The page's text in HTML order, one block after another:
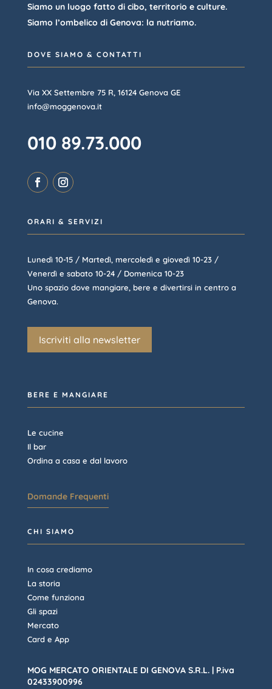
Siamo un luogo fatto di cibo, territorio e culture.
Siamo l’ombelico di Genova: la nutriamo.
DOVE SIAMO & CONTATTI
Via XX Settembre 75 R, 16124 Genova GE
info@moggenova.it
010 89.73.000
ORARI & SERVIZI
Lunedì 10-15 / Martedì, mercoledì e giovedì 10-23 /
Venerdì e sabato 10-24 / Domenica 10-23
Uno spazio dove mangiare, bere e divertirsi in centro a
Genova.
Iscriviti alla newsletter
BERE E MANGIARE
Le cucine
Il bar
Ordina a casa e dal lavoro
Domande Frequenti
CHI SIAMO
In cosa crediamo
La storia
Come funziona
Gli spazi
Mercato
Card e App
MOG MERCATO ORIENTALE DI GENOVA S.R.L. | P.iva
02433900996